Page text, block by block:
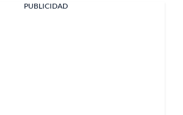
PUBLICIDAD